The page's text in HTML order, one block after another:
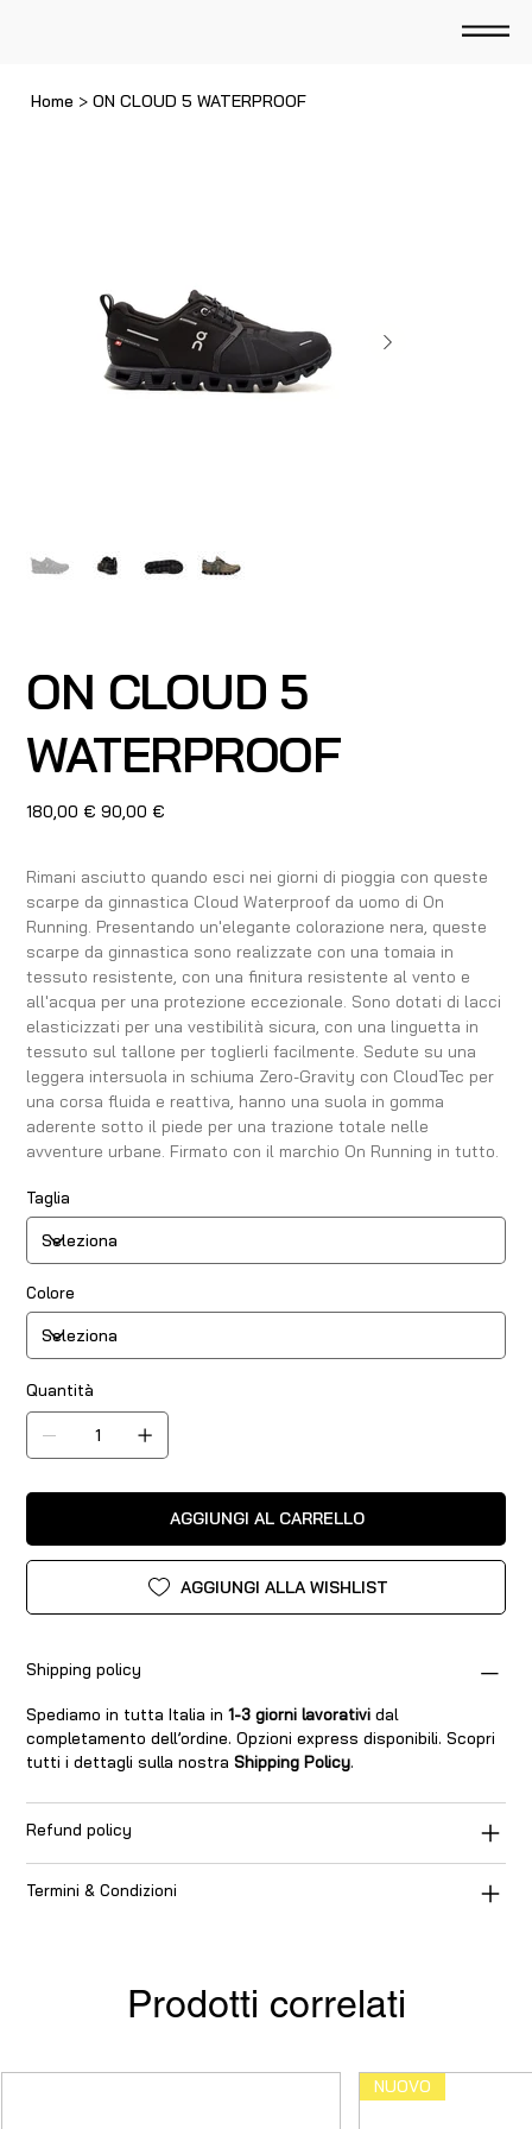
Home > ON CLOUD 5 WATERPROOF
ON CLOUD 5
WATERPROOF
Prezzo
originale
180,00 € Prezzo
scontato
90,00 €
Rimani asciutto quando esci nei giorni di pioggia con queste
scarpe da ginnastica Cloud Waterproof da uomo di On
Running. Presentando un'elegante colorazione nera, queste
scarpe da ginnastica sono realizzate con una tomaia in
tessuto resistente, con una finitura resistente al vento e
all'acqua per una protezione eccezionale. Sono dotati di lacci
elasticizzati per una vestibilità sicura, con una linguetta in
tessuto sul tallone per toglierli facilmente. Sedute su una
leggera intersuola in schiuma Zero-Gravity con CloudTec per
una corsa fluida e reattiva, hanno una suola in gomma
aderente sotto il piede per una trazione totale nelle
avventure urbane. Firmato con il marchio On Running in tutto.
Taglia
Colore
Quantità
AGGIUNGI AL CARRELLO
AGGIUNGI ALLA WISHLIST
Shipping policy
Spediamo in tutta Italia in1-3 giorni lavorativi dal
completamento dell’ordine. Opzioni express disponibili. Scopri
tutti i dettagli sulla nostraShipping Policy.
Refund policy
Termini & Condizioni
Prodotti correlati
NUOVO